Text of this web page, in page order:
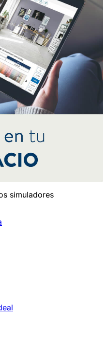
simuladores